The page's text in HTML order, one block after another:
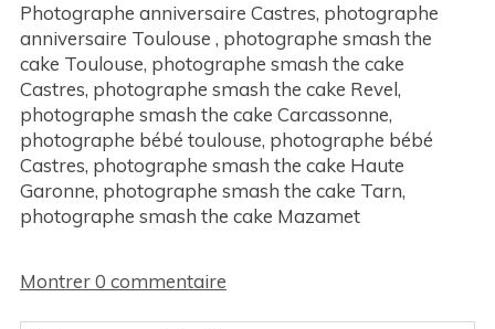
Photographe anniversaire Castres, photographe
anniversaire Toulouse , photographe smash the
cake Toulouse, photographe smash the cake
Castres, photographe smash the cake Revel,
photographe smash the cake Carcassonne,
photographe bébé toulouse, photographe bébé
Castres, photographe smash the cake Haute
Garonne, photographe smash the cake Tarn,
photographe smash the cake Mazamet
Montrer0 commentaire